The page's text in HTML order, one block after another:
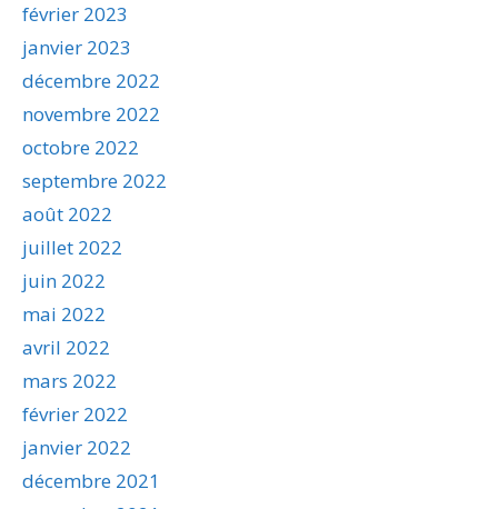
février 2023
janvier 2023
décembre 2022
novembre 2022
octobre 2022
septembre 2022
août 2022
juillet 2022
juin 2022
mai 2022
avril 2022
mars 2022
février 2022
janvier 2022
décembre 2021